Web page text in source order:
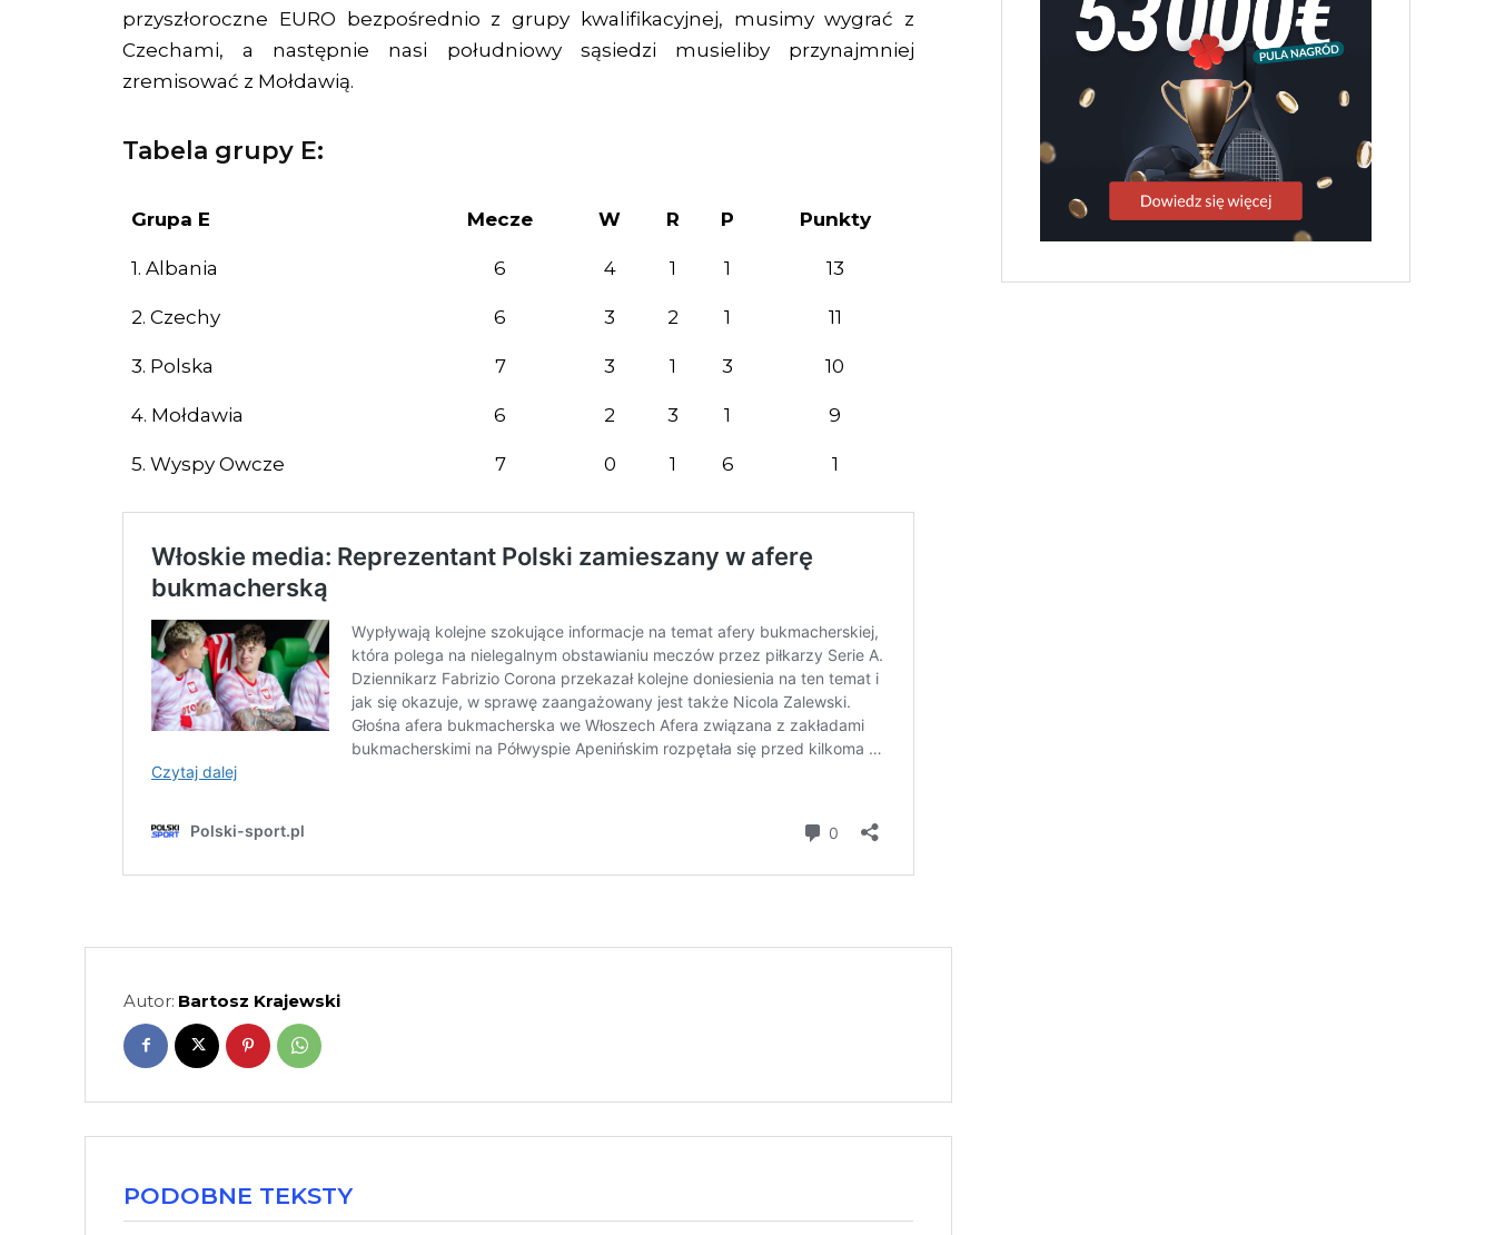
przyszłoroczne EURO bezpośrednio z grupy kwalifikacyjnej, musimy wygrać z
Czechami, a następnie nasi południowy sąsiedzi musieliby przynajmniej
zremisować z Mołdawią.
Tabela grupy E:
Grupa E Mecze W R P Punkty
1. Albania 6 4 1 1 13
2. Czechy 6 3 2 1 11
3. Polska 7 3 1 3 10
4. Mołdawia 6 2 3 1 9
5. Wyspy Owcze 7 0 1 6 1
Autor: Bartosz Krajewski
PODOBNE TEKSTY